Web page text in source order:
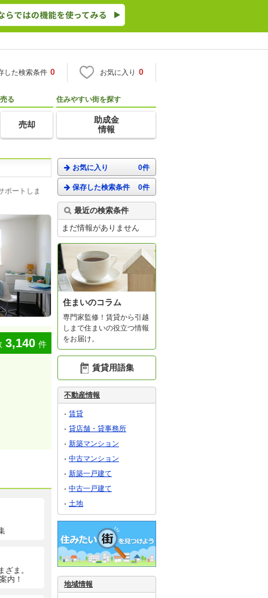
した検索条件 0 お気に入り 0
売る
売却
住みやすい街を探す
助成金
情報
ポートしま
3,140 件
ま。
内！
お気に入り 0件
保存した検索条件 0件
最近の検索条件
まだ情報がありません
住まいのコラム
専門家監修！賃貸から引越
しまで住まいの役立つ情報
をお届け。
賃貸用語集
不動産情報
賃貸
貸店舗・貸事務所
新築マンション
中古マンション
新築一戸建て
中古一戸建て
土地
地域情報